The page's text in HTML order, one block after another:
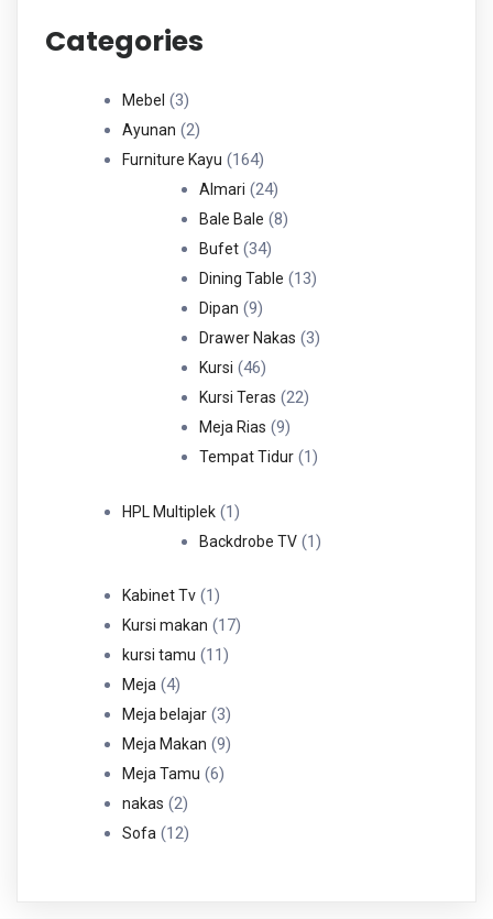
Categories
Mebel 33
Produk
Ayunan 22
Produk
Furniture Kayu 164164
Produk
Almari 2424
Produk
Bale Bale 88
Bufet 3434
Produk
Dining Table 1313
Dipan 99
Produk
Drawer Nakas 33
Kursi 4646
Produk
Kursi Teras 2222
Meja Rias 99
Produk
Tempat Tidur 11
HPL Multiplek 11
Produk
Backdrobe TV 11
Kabinet Tv 11
Produk
Kursi makan 1717
kursi tamu 1111
Meja 44
Produk
Meja belajar 33
Produk
Meja Makan 99
Meja Tamu 66
nakas 22
Produk
Sofa 1212